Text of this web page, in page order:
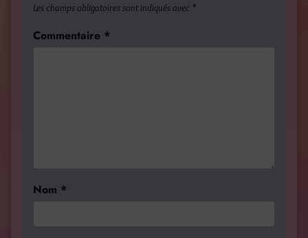
Les champs obligatoires sont indiqués avec *
Commentaire *
Nom *